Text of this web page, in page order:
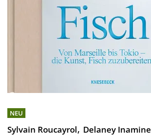
NEU
Sylvain Roucayrol, Delaney Inamine